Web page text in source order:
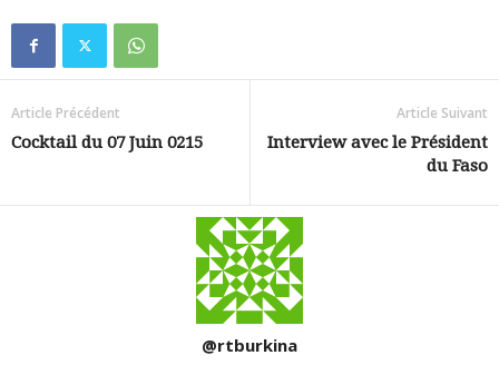
Article Précédent
Cocktail du 07 Juin 0215
Article Suivant
Interview avec le Président
du Faso
@rtburkina